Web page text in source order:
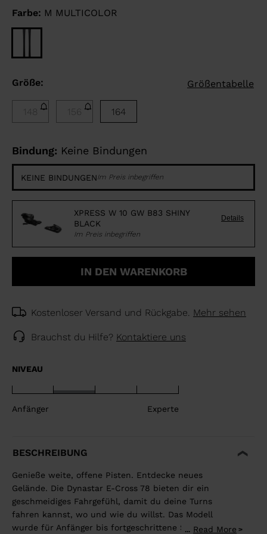
Farbe: M MULTICOLOR
Größe: Größentabelle
148 156 164
Bindung: Keine Bindungen
KEINE BINDUNGENIm Preis inbegriffen
XPRESS W 10 GW B83 SHINY
BLACK
Details
Im Preis inbegriffen
IN DEN WARENKORB
Kostenloser Versand und Rückgabe. Mehr sehen
Brauchst du Hilfe? Kontaktiere uns
NIVEAU
Anfänger Experte
BESCHREIBUNG
Genieße weite, offene Pisten. Entdecke neues
Gelände. Die Dynastar E-Cross 78 bieten dir ein
geschmeidiges Fahrgefühl, damit du deine Turns
fahren kannst, wo und wie du willst. Das Modell
wurde für Anfänger bis fortgeschrittene Skifahrer
... Read More